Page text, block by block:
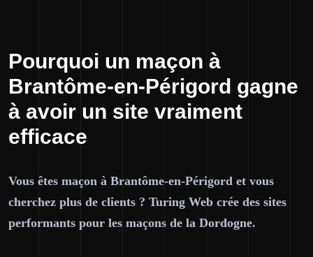
Pourquoi un maçon à
Brantôme-en-Périgord gagne
à avoir un site vraiment
efficace
Vous êtes maçon à Brantôme-en-Périgord et vous
cherchez plus de clients ? Turing Web crée des sites
performants pour les maçons de la Dordogne.